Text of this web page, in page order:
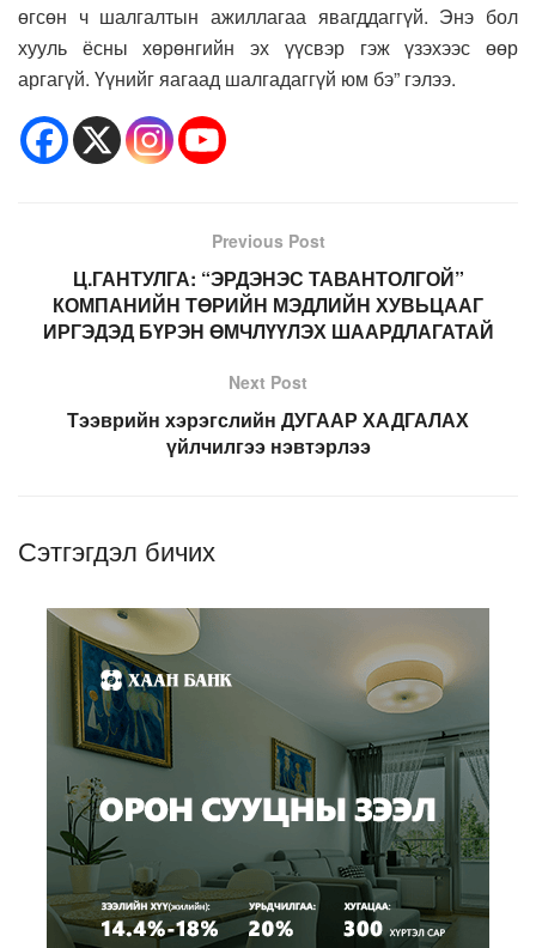
өгсөн ч шалгалтын ажиллагаа явагддаггүй. Энэ бол
хууль ёсны хөрөнгийн эх үүсвэр гэж үзэхээс өөр
аргагүй. Үүнийг яагаад шалгадаггүй юм бэ” гэлээ.
Previous Post
Ц.ГАНТУЛГА: “ЭРДЭНЭС ТАВАНТОЛГОЙ”
КОМПАНИЙН ТӨРИЙН МЭДЛИЙН ХУВЬЦААГ
ИРГЭДЭД БҮРЭН ӨМЧЛҮҮЛЭХ ШААРДЛАГАТАЙ
Next Post
Тээврийн хэрэгслийн ДУГААР ХАДГАЛАХ
үйлчилгээ нэвтэрлээ
Сэтгэгдэл бичих